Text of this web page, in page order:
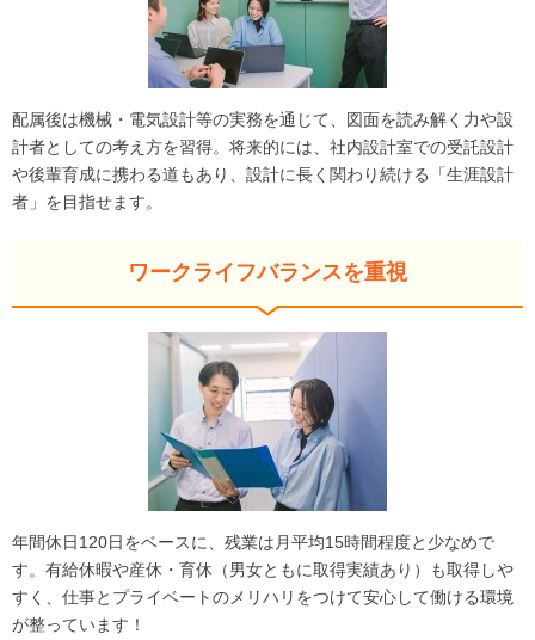
配属後は機械・電気設計等の実務を通じて、図面を読み解く力や設
計者としての考え方を習得。将来的には、社内設計室での受託設計
や後輩育成に携わる道もあり、設計に長く関わり続ける「生涯設計
者」を目指せます。
ワークライフバランスを重視
年間休日120日をベースに、残業は月平均15時間程度と少なめで
す。有給休暇や産休・育休（男女ともに取得実績あり）も取得しや
すく、仕事とプライベートのメリハリをつけて安心して働ける環境
が整っています！